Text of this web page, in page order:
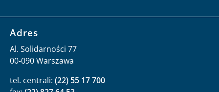
Adres
Al. Solidarności 77
00-090 Warszawa
tel. centrali: (22) 55 17 700